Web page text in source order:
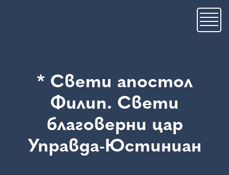
* Свети апостол
Филип. Свети
благоверни цар
Управда-Юстиниан